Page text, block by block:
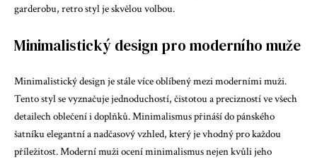
garderobu, retro styl je skvělou volbou.
Minimalistický design pro moderního muže
Minimalistický design je stále více oblíbený mezi moderními muži.
Tento styl se vyznačuje jednoduchostí, čistotou a precizností ve všech
detailech oblečení i doplňků. Minimalismus přináší do pánského
šatníku elegantní a nadčasový vzhled, který je vhodný pro každou
příležitost. Moderní muži ocení minimalismus nejen kvůli jeho